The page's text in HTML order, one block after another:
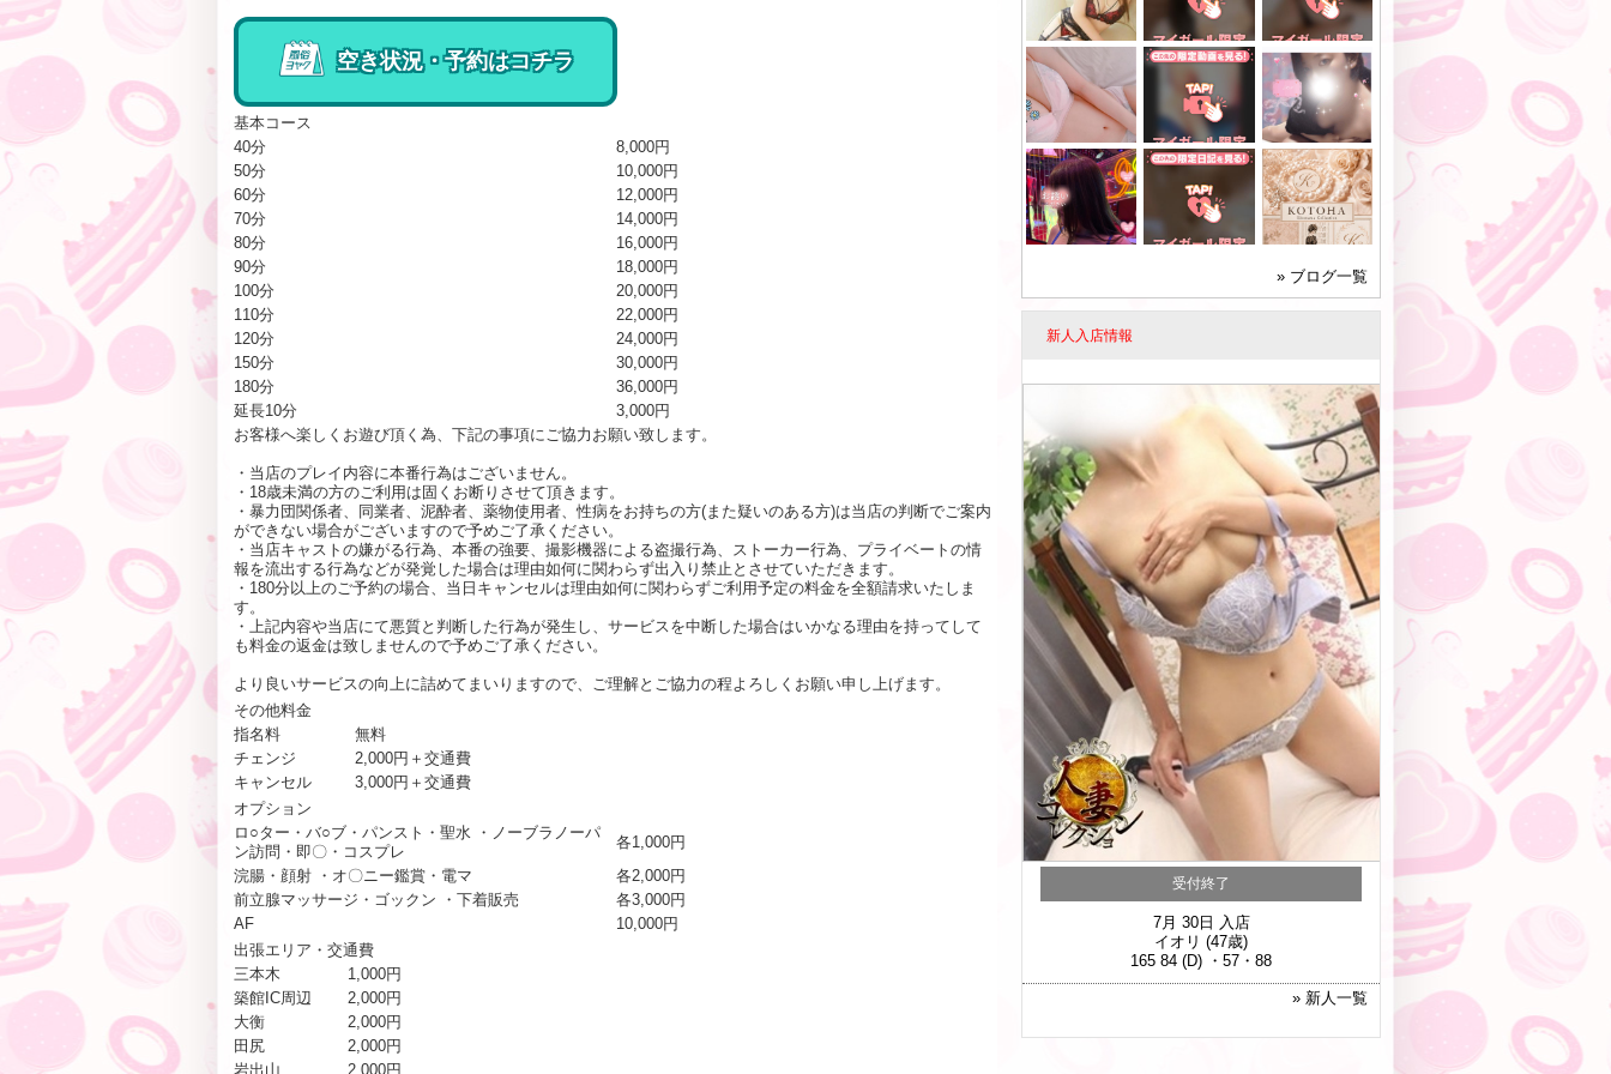
空き状況・予約はコチラ
基本コース
40分
8,000円
50分
10,000円
60分
12,000円
70分
14,000円
80分
16,000円
90分
18,000円
100分
20,000円
110分
22,000円
120分
24,000円
150分
30,000円
180分
36,000円
延長10分
3,000円
お客様へ楽しくお遊び頂く為、下記の事項にご協力お願い致します。
・当店のプレイ内容に本番行為はございません。
・18歳未満の方のご利用は固くお断りさせて頂きます。
・暴力団関係者、同業者、泥酔者、薬物使用者、性病をお持ちの方(また疑いのある方)は当店の判断でご案内
ができない場合がございますので予めご了承ください。
・当店キャストの嫌がる行為、本番の強要、撮影機器による盗撮行為、ストーカー行為、プライベートの情
報を流出する行為などが発覚した場合は理由如何に関わらず出入り禁止とさせていただきます。
・180分以上のご予約の場合、当日キャンセルは理由如何に関わらずご利用予定の料金を全額請求いたしま
す。
・上記内容や当店にて悪質と判断した行為が発生し、サービスを中断した場合はいかなる理由を持ってして
も料金の返金は致しませんので予めご了承ください。
より良いサービスの向上に詰めてまいりますので、ご理解とご協力の程よろしくお願い申し上げます。
その他料金
指名料
無料
チェンジ
2,000円＋交通費
キャンセル
3,000円＋交通費
オプション
ロ○ター・バ○ブ・パンスト・聖水 ・ノーブラノーパ
ン訪問・即〇・コスプレ
各1,000円
浣腸・顔射 ・オ〇ニー鑑賞・電マ
各2,000円
前立腺マッサージ・ゴックン ・下着販売
各3,000円
AF
10,000円
出張エリア・交通費
三本木
1,000円
築館IC周辺
2,000円
大衡
2,000円
田尻
2,000円
岩出山
2,000円
» ブログ一覧
新人入店情報
受付終了
7月 30日 入店
イオリ (47歳)
165 84 (D) ・57・88
» 新人一覧